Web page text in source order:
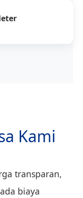
Kami
transparan,
biaya